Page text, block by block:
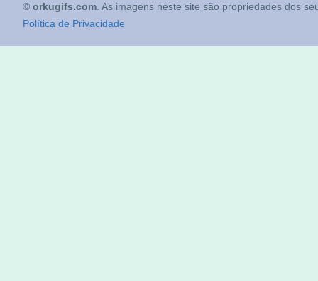
© orkugifs.com . As imagens neste site são propriedades dos
Política de Privacidade